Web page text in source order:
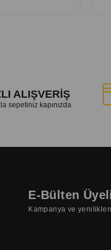
ALIŞVERİŞ
sepetiniz kapınızda
E-Bülten
Kampanya ve